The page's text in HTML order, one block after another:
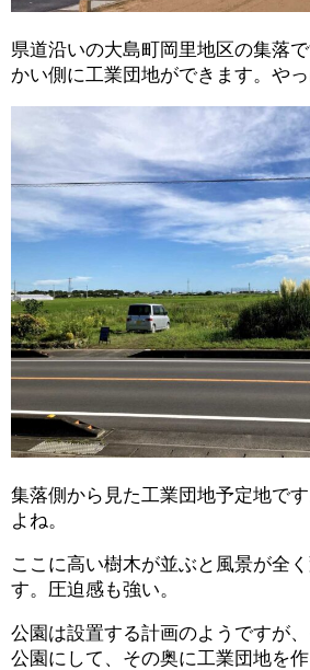
県道沿いの大島町岡里地区の集落
かい側に工業団地ができます。やっ
集落側から見た工業団地予定地で
よね。
ここに高い樹木が並ぶと風景が全
す。圧迫感も強い。
公園は設置する計画のようですが
公園にして、その奥に工業団地を